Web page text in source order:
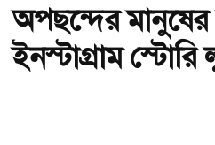
অপছন্দের
ইনস্টাগ্রাম